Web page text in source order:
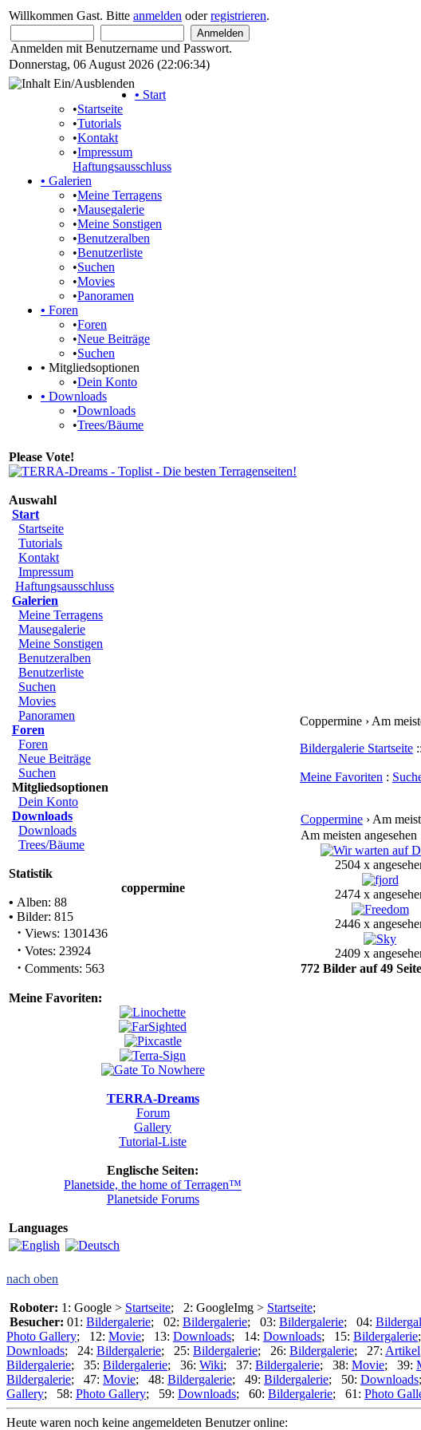
Willkommen Gast. Bitte anmelden oderregistrieren.
Anmelden mit Benutzername und Passwort.
Donnerstag, 06 August 2026 (22:06:34)
• Start
•Startseite
•Tutorials
•Kontakt
•Impressum
Haftungsausschluss
• Galerien
•Meine Terragens
•Mausegalerie
•Meine Sonstigen
•Benutzeralben
•Benutzerliste
•Suchen
•Movies
•Panoramen
• Foren
•Foren
•Neue Beiträge
•Suchen
• Mitgliedsoptionen
•Dein Konto
• Downloads
•Downloads
•Trees/Bäume
Please Vote!
Auswahl
Start
Startseite
Tutorials
Kontakt
Impressum
Haftungsausschluss
Galerien
Meine Terragens
Mausegalerie
Meine Sonstigen
Benutzeralben
Benutzerliste
Suchen
Movies
Panoramen
Foren
Foren
Neue Beiträge
Suchen
Mitgliedsoptionen
Dein Konto
Downloads
Downloads
Trees/Bäume
Statistik
coppermine
• Alben: 88
• Bilder: 815
· Views: 1301436
· Votes: 23924
· Comments: 563
Meine Favoriten:
TERRA-Dreams
Forum
Gallery
Tutorial-Liste
Englische Seiten:
Planetside, the home of Terragen™
Planetside Forums
Languages
Coppermine › Am
Bildergalerie Startseite ::
Meine Favoriten :
Coppermine › Am
Am meisten angesehen
2504 x
2474 x
2446 x
2409 x
772 Bilder auf 49
nach oben
Roboter: 1: Google > Startseite; 2: GoogleImg > Startseite;
Besucher: 01: Bildergalerie; 02: Bildergalerie; 03: Bildergalerie; 04:
Photo Gallery; 12: Movie; 13: Downloads; 14: Downloads; 15: Bildergalerie
Downloads; 24: Bildergalerie; 25: Bildergalerie; 26: Bildergalerie; 27: Artikel
Bildergalerie; 35: Bildergalerie; 36: Wiki; 37: Bildergalerie; 38: Movie; 39:
Bildergalerie; 47: Movie; 48: Bildergalerie; 49: Bildergalerie; 50: Downloads
Gallery; 58: Photo Gallery; 59: Downloads; 60: Bildergalerie; 61: Photo
Heute waren noch keine angemeldeten Benutzer online: